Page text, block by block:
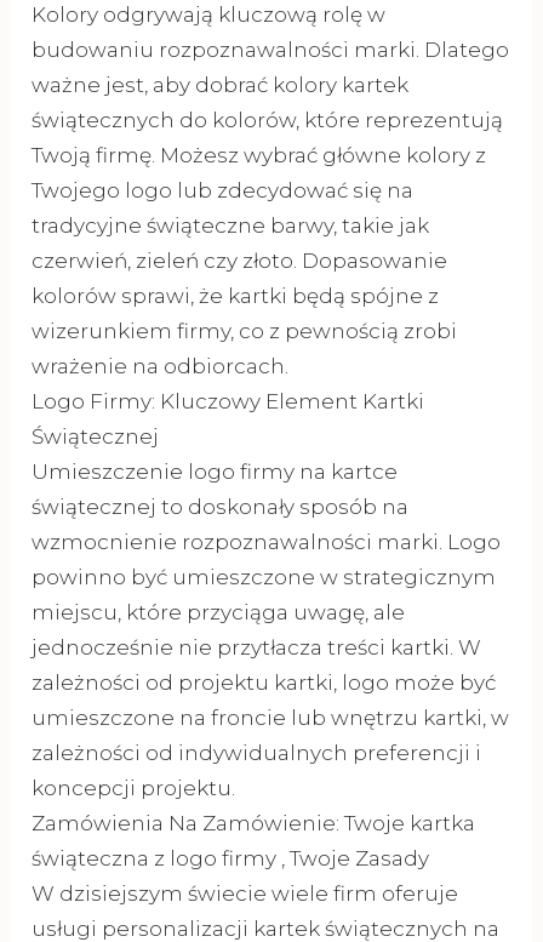
Kolory odgrywają kluczową rolę w
budowaniu rozpoznawalności marki. Dlatego
ważne jest, aby dobrać kolory kartek
świątecznych do kolorów, które reprezentują
Twoją firmę. Możesz wybrać główne kolory z
Twojego logo lub zdecydować się na
tradycyjne świąteczne barwy, takie jak
czerwień, zieleń czy złoto. Dopasowanie
kolorów sprawi, że kartki będą spójne z
wizerunkiem firmy, co z pewnością zrobi
wrażenie na odbiorcach.
Logo Firmy: Kluczowy Element Kartki
Świątecznej
Umieszczenie logo firmy na kartce
świątecznej to doskonały sposób na
wzmocnienie rozpoznawalności marki. Logo
powinno być umieszczone w strategicznym
miejscu, które przyciąga uwagę, ale
jednocześnie nie przytłacza treści kartki. W
zależności od projektu kartki, logo może być
umieszczone na froncie lub wnętrzu kartki, w
zależności od indywidualnych preferencji i
koncepcji projektu.
Zamówienia Na Zamówienie: Twoje kartka
świąteczna z logo firmy , Twoje Zasady
W dzisiejszym świecie wiele firm oferuje
usługi personalizacji kartek świątecznych na